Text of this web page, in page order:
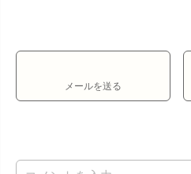
メールを送る